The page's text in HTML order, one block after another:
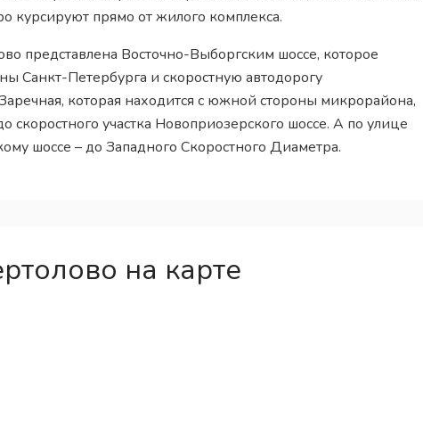
курсируют прямо от жилого комплекса.
представлена Восточно-Выборгским шоссе, которое
Санкт-Петербурга и скоростную автодорогу
которая находится с южной стороны микрорайона,
скоростного участка Новоприозерского шоссе. А по улице
шоссе – до Западного Скоростного Диаметра.
на карте